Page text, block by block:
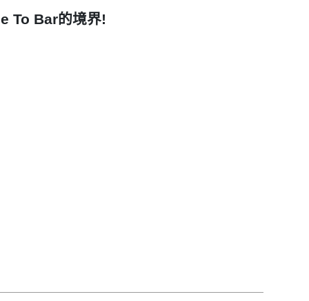
To Bar的境界!